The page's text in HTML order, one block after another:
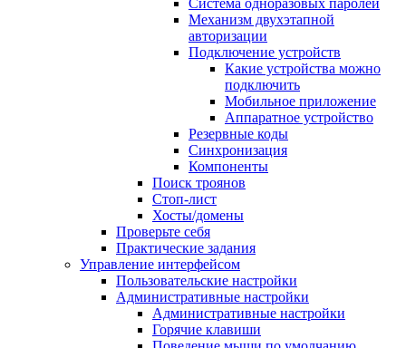
Система одноразовых паролей
Механизм двухэтапной
авторизации
Подключение устройств
Какие устройства можно
подключить
Мобильное приложение
Аппаратное устройство
Резервные коды
Синхронизация
Компоненты
Поиск троянов
Стоп-лист
Хосты/домены
Проверьте себя
Практические задания
Управление интерфейсом
Пользовательские настройки
Административные настройки
Административные настройки
Горячие клавиши